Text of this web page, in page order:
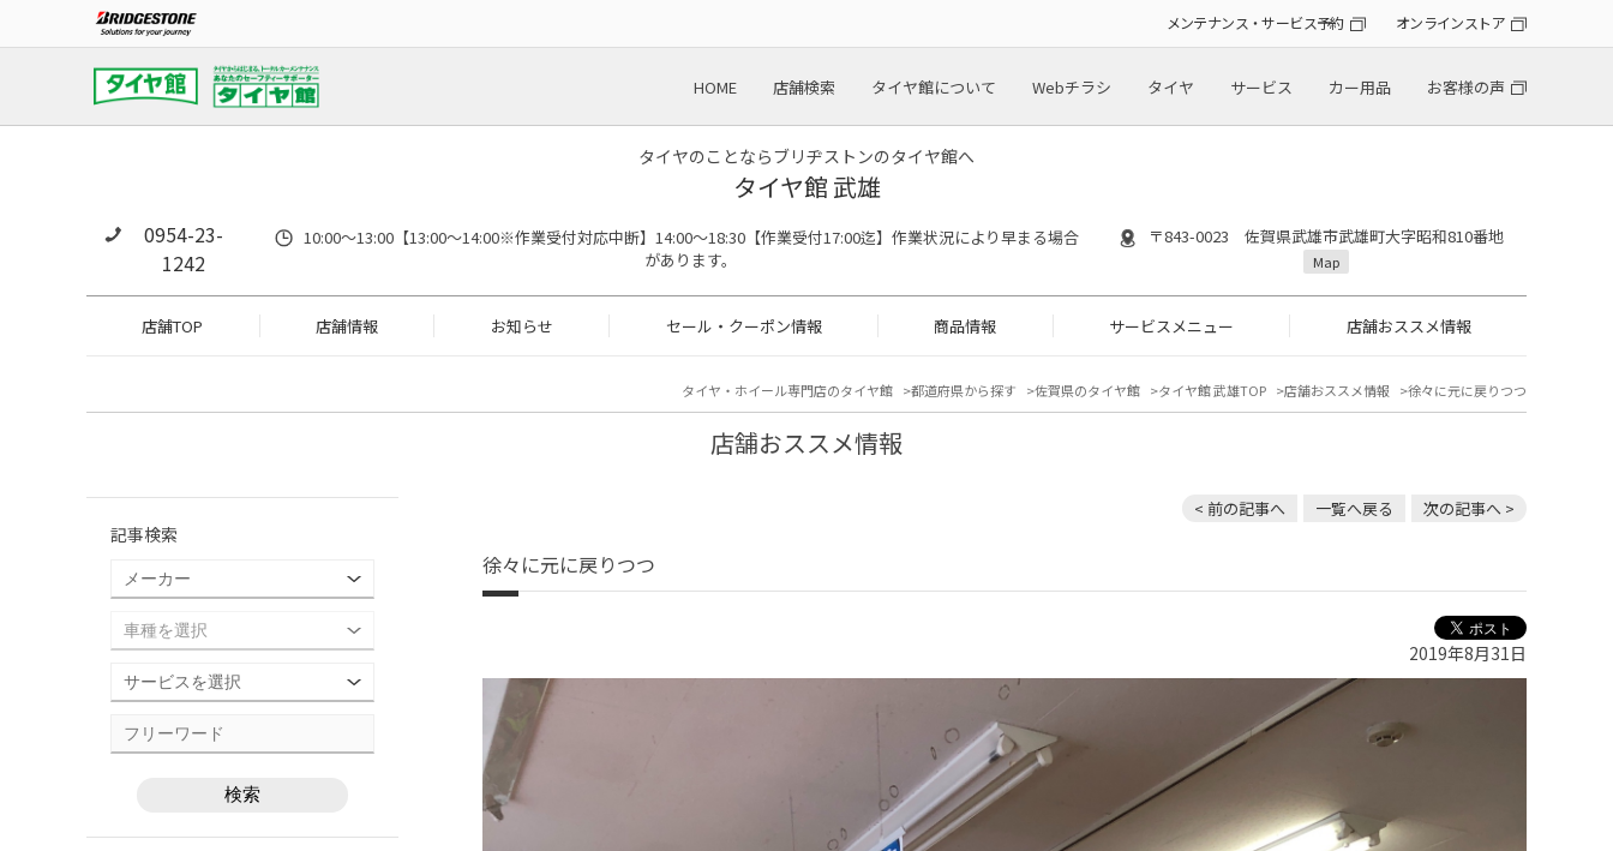
メンテナンス・サービス予約 オンラインストア
HOME 店舗検索 タイヤ館について Webチラシ タイヤ サービス カー用品 お客様の声
タイヤのことならブリヂストンのタイヤ館へ
タイヤ館 武雄
0954-23-
1242
10:00～13:00【13:00～14:00※作業受付対応中断】14:00～18:30【作業受付17:00迄】作業状況により早まる場合
があります。
〒843-0023 佐賀県武雄市武雄町大字昭和810番地
Map
店舗TOP 店舗情報 お知らせ セール・クーポン情報 商品情報 サービスメニュー 店舗おススメ情報
タイヤ・ホイール専門店のタイヤ館 都道府県から探す 佐賀県のタイヤ館 タイヤ館 武雄TOP 店舗おススメ情報 徐々に元に戻りつつ
店舗おススメ情報
< 前の記事へ 一覧へ戻る 次の記事へ >
徐々に元に戻りつつ
2019年8月31日
記事検索